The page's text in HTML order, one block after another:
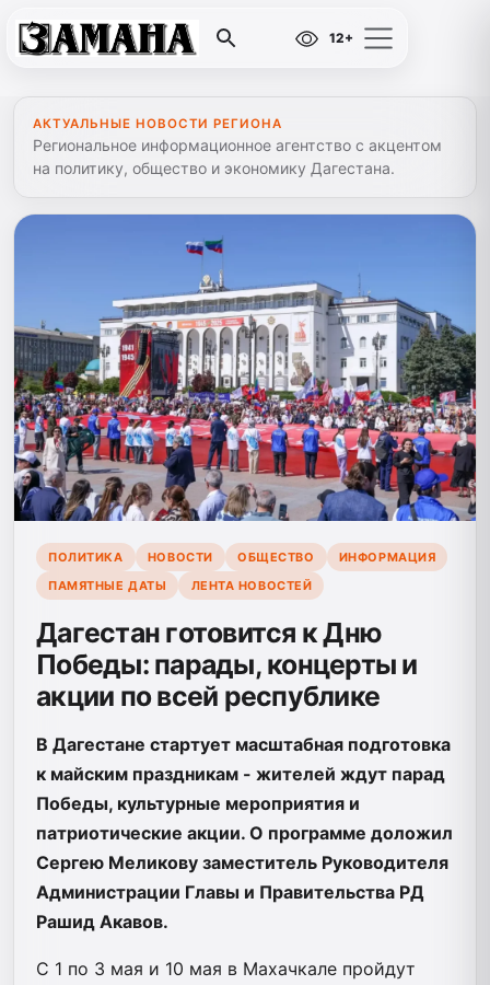
12+
АКТУАЛЬНЫЕ НОВОСТИ РЕГИОНА
Региональное информационное агентство с акцентом
на политику, общество и экономику Дагестана.
ПОЛИТИКА НОВОСТИ ОБЩЕСТВО
ИНФОРМАЦИЯ
ПАМЯТНЫЕ ДАТЫ
ЛЕНТА НОВОСТЕЙ
Дагестан готовится к Дню
Победы: парады, концерты и
акции по всей республике
В Дагестане стартует масштабная подготовка
к майским праздникам - жителей ждут парад
Победы, культурные мероприятия и
патриотические акции. О программе доложил
Сергею Меликову заместитель Руководителя
Администрации Главы и Правительства РД
Рашид Акавов.
С 1 по 3 мая и 10 мая в Махачкале пройдут